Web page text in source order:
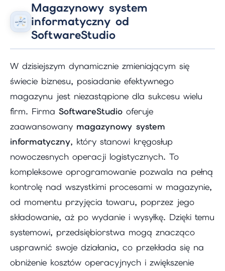
Magazynowy system
informatyczny od
SoftwareStudio
W dzisiejszym dynamicznie zmieniającym się
świecie biznesu, posiadanie efektywnego
magazynu jest niezastąpione dla sukcesu wielu
firm. Firma SoftwareStudio oferuje
zaawansowany magazynowy system
informatyczny, który stanowi kręgosłup
nowoczesnych operacji logistycznych. To
kompleksowe oprogramowanie pozwala na pełną
kontrolę nad wszystkimi procesami w magazynie,
od momentu przyjęcia towaru, poprzez jego
składowanie, aż po wydanie i wysyłkę. Dzięki temu
systemowi, przedsiębiorstwa mogą znacząco
usprawnić swoje działania, co przekłada się na
obniżenie kosztów operacyjnych i zwiększenie